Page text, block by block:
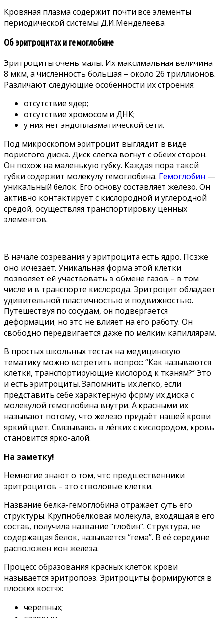
Кровяная плазма содержит почти все элементы
периодической системы Д.И.Менделеева.
Об эритроцитах и гемоглобине
Эритроциты очень малы. Их максимальная величина
8 мкм, а численность большая – около 26 триллионов.
Различают следующие особенности их строения:
отсутствие ядер;
отсутствие хромосом и ДНК;
у них нет эндоплазматической сети.
Под микроскопом эритроцит выглядит в виде
пористого диска. Диск слегка вогнут с обеих сторон.
Он похож на маленькую губку. Каждая пора такой
губки содержит молекулу гемоглобина. Гемоглобин —
уникальный белок. Его основу составляет железо. Он
активно контактирует с кислородной и углеродной
средой, осуществляя транспортировку ценных
элементов.
В начале созревания у эритроцита есть ядро. Позже
оно исчезает. Уникальная форма этой клетки
позволяет ей участвовать в обмене газов – в том
числе и в транспорте кислорода. Эритроцит обладает
удивительной пластичностью и подвижностью.
Путешествуя по сосудам, он подвергается
деформации, но это не влияет на его работу. Он
свободно передвигается даже по мелким капиллярам.
В простых школьных тестах на медицинскую
тематику можно встретить вопрос: “Как называются
клетки, транспортирующие кислород к тканям?” Это
и есть эритроциты. Запомнить их легко, если
представить себе характерную форму их диска с
молекулой гемоглобина внутри. А красными их
называют потому, что железо придаёт нашей крови
яркий цвет. Связываясь в лёгких с кислородом, кровь
становится ярко-алой.
На заметку!
Немногие знают о том, что предшественники
эритроцитов – это стволовые клетки.
Название белка-гемоглобина отражает суть его
структуры. Крупнобелковая молекула, входящая в его
состав, получила название “глобин”. Структура, не
содержащая белок, называется “гема”. В её середине
расположен ион железа.
Процесс образования красных клеток крови
называется эритропоэз. Эритроциты формируются в
плоских костях:
черепных;